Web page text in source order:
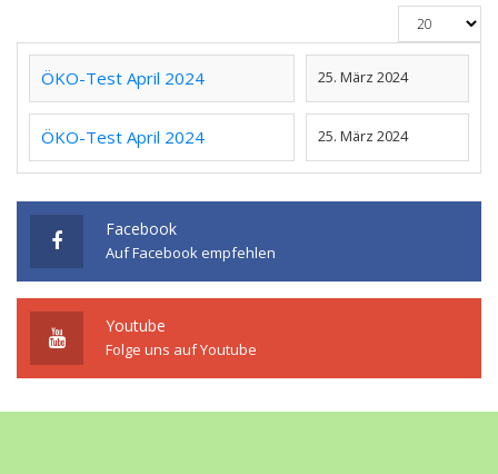
ÖKO-Test April 2024 25. März 2024
ÖKO-Test April 2024 25. März 2024
Facebook
Auf Facebook empfehlen
Youtube
Folge uns auf Youtube